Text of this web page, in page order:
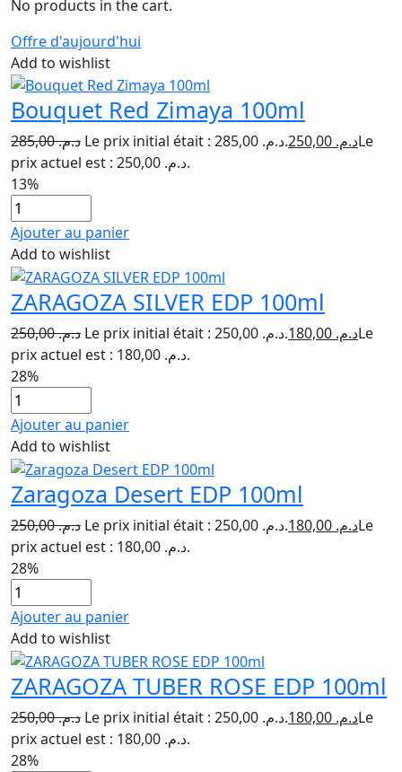
No products in the cart.
Offre d'aujourd'hui
Add to wishlist
Bouquet Red Zimaya 100ml
د.م.285,00 Le prix initial était : د.م. 285,00. د.م.Le
prix actuel est : د.م. 250,00.
13%
Ajouter au panier
Add to wishlist
ZARAGOZA SILVER EDP 100ml
د.م.250,00 Le prix initial était : د.م. 250,00. د.م.Le
prix actuel est : د.م. 180,00.
28%
Ajouter au panier
Add to wishlist
Zaragoza Desert EDP 100ml
د.م.250,00 Le prix initial était : د.م. 250,00. د.م.Le
prix actuel est : د.م. 180,00.
28%
Ajouter au panier
Add to wishlist
ZARAGOZA TUBER ROSE EDP 100ml
د.م.250,00 Le prix initial était : د.م. 250,00. د.م.Le
prix actuel est : د.م. 180,00.
28%